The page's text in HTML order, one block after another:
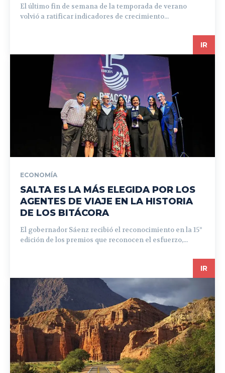
El último fin de semana de la temporada de verano
volvió a ratificar indicadores de crecimiento...
IR
ECONOMÍA
SALTA ES LA MÁS ELEGIDA POR LOS
AGENTES DE VIAJE EN LA HISTORIA
DE LOS BITÁCORA
El gobernador Sáenz recibió el reconocimiento en la 15°
edición de los premios que reconocen el esfuerzo,...
IR